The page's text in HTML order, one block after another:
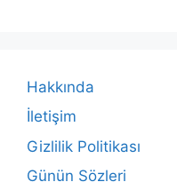
Hakkında
İletişim
Gizlilik Politikası
Günün Sözleri